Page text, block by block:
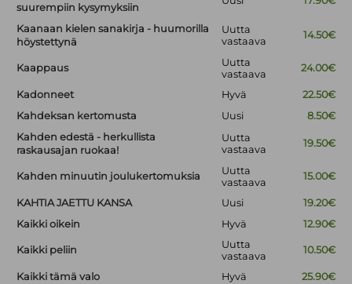
suurempiin kysymyksiin
Kaanaan kielen sanakirja - huumorilla
höystettynä
Uutta
vastaava
14.50€
Kaappaus
Uutta
vastaava
24.00€
Kadonneet Hyvä
22.50€
Kahdeksan kertomusta
Uusi
8.50€
Kahden edestä - herkullista
raskausajan ruokaa!
Uutta
vastaava
19.50€
Kahden minuutin joulukertomuksia
Uutta
vastaava
15.00€
KAHTIA JAETTU KANSA Uusi
19.20€
Kaikki oikein
Hyvä 12.90€
Kaikki peliin
Uutta
vastaava
10.50€
Kaikki tämä valo Hyvä 25.90€